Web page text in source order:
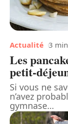
Actualité 3
Les
petit-
Si vous ne
n’avez
gymnase…